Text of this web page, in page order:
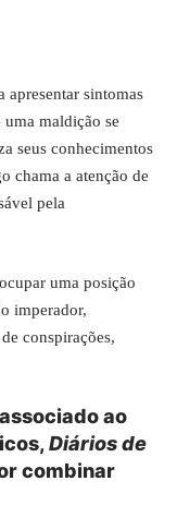
apresentar sintomas
maldição se
seus conhecimentos
chama a atenção de
pela
uma posição
imperador,
conspirações,
ao
Diários de
combinar